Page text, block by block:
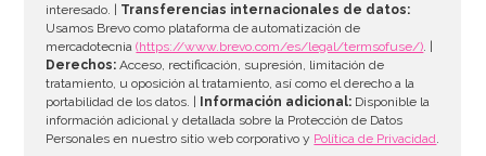
AÑADIR
interesado. | Transferencias internacionales de datos:
Usamos Brevo como plataforma de automatización de
mercadotecnia(https://www.brevo.com/es/legal/termsofuse/). |
Derechos: Acceso, rectificación, supresión, limitación de
tratamiento, u oposición al tratamiento, así como el derecho a la
portabilidad de los datos. |
Información adicional: Disponible la
información adicional y detallada sobre la Protección de Datos
Personales en nuestro sitio web corporativo y Política de Privacidad.